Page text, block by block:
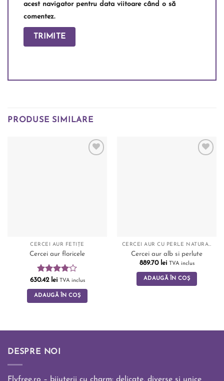
acest navigator pentru data viitoare când o să
comentez.
PRODUSE SIMILARE
CERCEI AUR FETIȚE
Cercei aur floricele
Evaluat
la4.00
din 5
630.42 lei TVA inclus
ADAUGĂ ÎN COȘ
CERCEI AUR CU PERLE NATURALE
Cercei aur alb si perlute
889.70 lei TVA inclus
ADAUGĂ ÎN COȘ
DESPRE NOI
Flyfree.ro – bijuterii cu charm: delicate, diverse și unice